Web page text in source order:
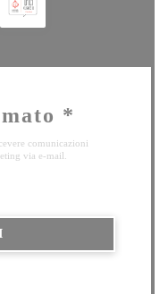
*
comunicazioni
via e-mail.